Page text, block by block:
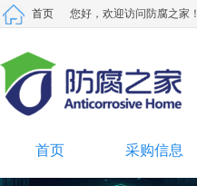
首页 您好，欢迎访问防腐之家！
首页 采购信息